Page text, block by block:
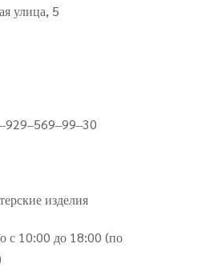
улица, 5
изделия
с 10:00 до 18:00 (по